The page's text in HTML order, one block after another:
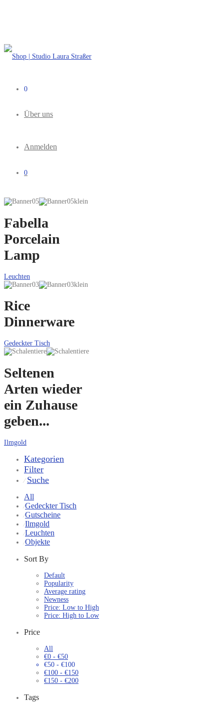
0
Über uns
Anmelden
0
Fabella
Porcelain
Lamp
Leuchten
Rice
Dinnerware
Gedeckter Tisch
Seltenen
Arten wieder
ein Zuhause
geben...
Ilmgold
Kategorien
Filter
⁄ Suche
All
⁄Gedeckter Tisch
⁄Gutscheine
⁄Ilmgold
⁄Leuchten
⁄Objekte
Sort By
Default
Popularity
Average rating
Newness
Price: Low to High
Price: High to Low
Price
All
€0 - €50
€50 - €100
€100 - €150
€150 - €200
Tags